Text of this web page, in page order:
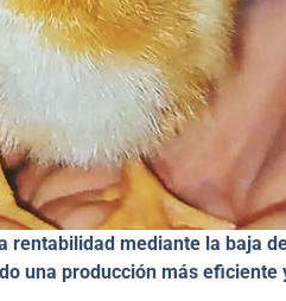
rentabilidad mediante la baja
una producción más eficiente